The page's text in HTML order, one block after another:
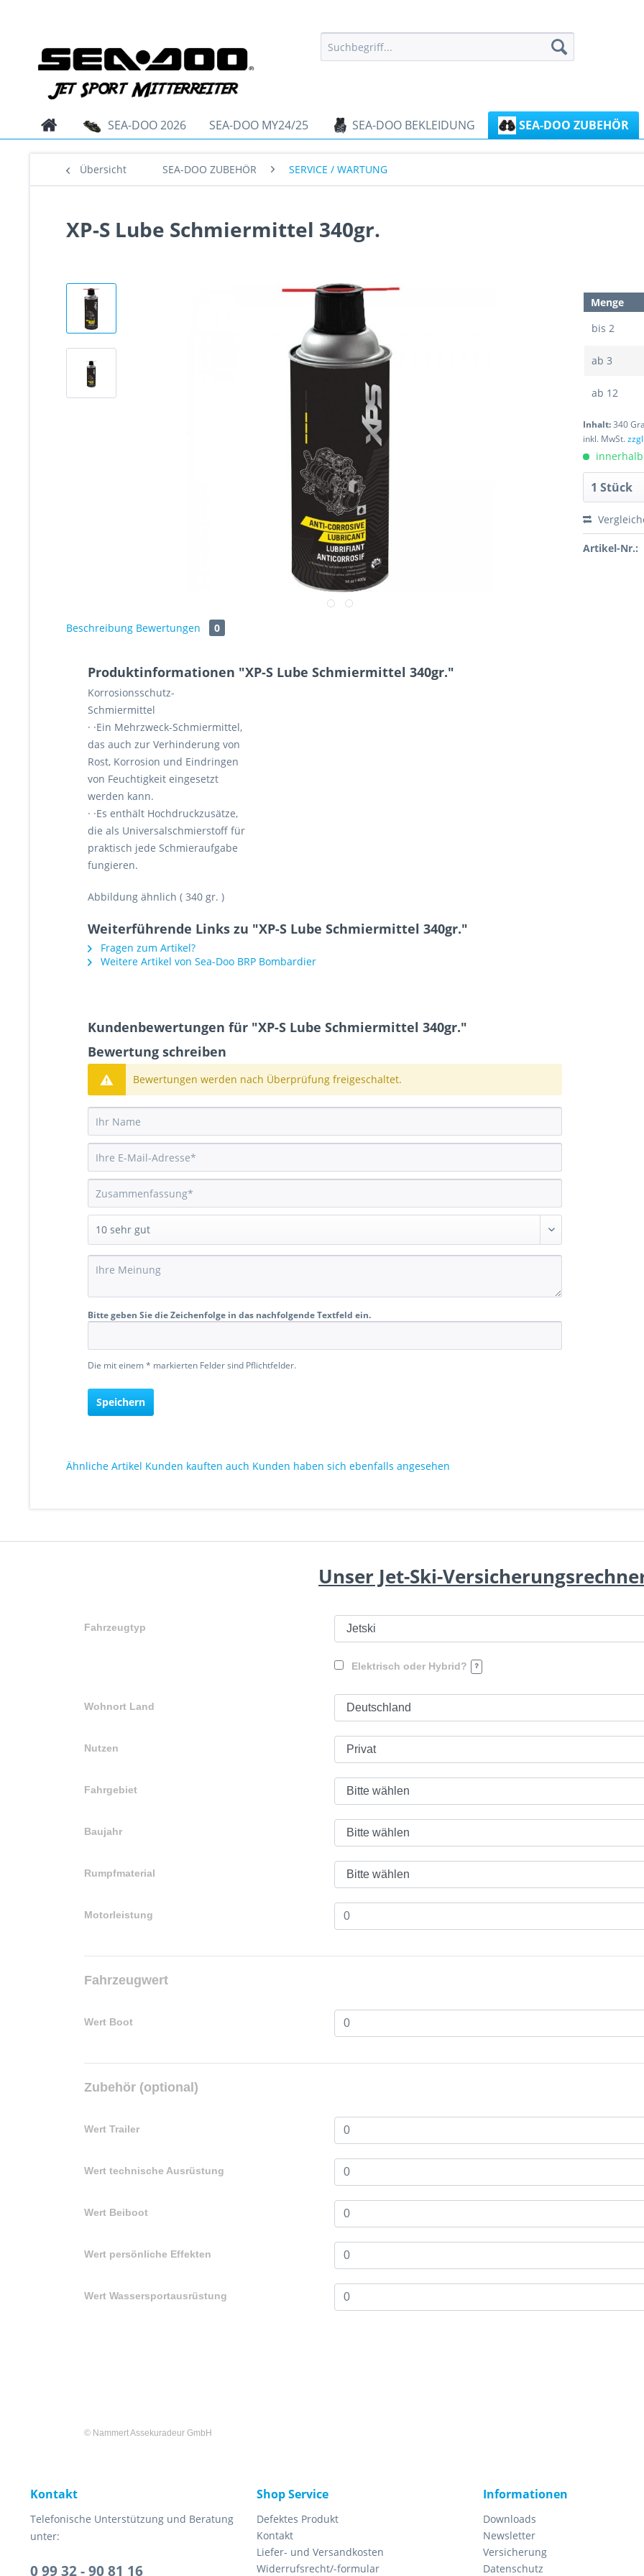
SEA-DOO 2026 SEA-DOO MY24/25 SEA-DOO BEKLEIDUNG SEA-DOO ZUBEHÖR
Übersicht SEA-DOO ZUBEHÖR SERVICE / WARTUNG
XP-S Lube Schmiermittel 340gr.
Menge
bis2
ab3
ab 12
Inhalt:340
inkl. MwSt.
Artikel-Nr.:
Beschreibung Bewertungen 0
Produktinformationen "XP-S Lube Schmiermittel 340gr."
Korrosionsschutz-
Schmiermittel
· ·Ein Mehrzweck-Schmiermittel,
das auch zur Verhinderung von
Rost, Korrosion und Eindringen
von Feuchtigkeit eingesetzt
werden kann.
· ·Es enthält Hochdruckzusätze,
die als Universalschmierstoff für
praktisch jede Schmieraufgabe
fungieren.
Abbildung ähnlich ( 340 gr. )
Weiterführende Links zu "XP-S Lube Schmiermittel 340gr."
Fragen zum Artikel?
Weitere Artikel von Sea-Doo BRP Bombardier
Kundenbewertungen für "XP-S Lube Schmiermittel 340gr."
Bewertung schreiben
Bewertungen werden nach Überprüfung freigeschaltet.
Bitte geben Sie die Zeichenfolge in das nachfolgende Textfeld ein.
Die mit einem * markierten Felder sind Pflichtfelder.
Speichern
Ähnliche Artikel Kunden kauften auch Kunden haben sich ebenfalls angesehen
Unser Jet-Ski-
Fahrzeugtyp
Elektrisch oder Hybrid?
Wohnort Land
Nutzen
Fahrgebiet
Baujahr
Rumpfmaterial
Motorleistung
Fahrzeugwert
Wert Boot
Zubehör (optional)
Wert Trailer
Wert technische Ausrüstung
Wert Beiboot
Wert persönliche Effekten
Wert Wassersportausrüstung
© Nammert Assekuradeur GmbH
Kontakt
Telefonische Unterstützung und Beratung
unter:
0 99 32 - 90 81 16
Shop Service
Defektes Produkt
Kontakt
Liefer- und Versandkosten
Widerrufsrecht/-formular
Informationen
Downloads
Newsletter
Versicherung
Datenschutz